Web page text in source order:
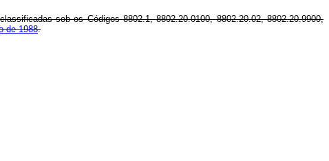
sob os Códigos 8802.1, 8802.20.0100, 8802.20.02, 8802.20.9900,
de 1988.